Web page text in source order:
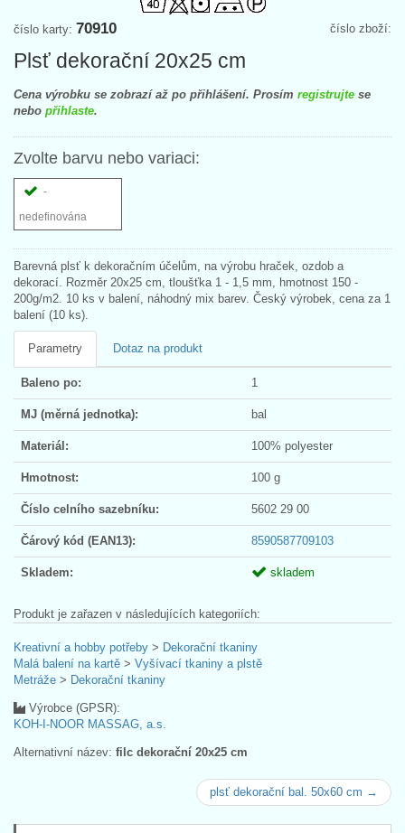
číslo zboží:
číslo karty: 70910
Plsť dekorační 20x25 cm
Cena výrobku se zobrazí až po přihlášení. Prosím registrujte se
nebo přihlaste.
Zvolte barvu nebo variaci:
-
nedefinována
Barevná plsť k dekoračním účelům, na výrobu hraček, ozdob a
dekorací. Rozměr 20x25 cm, tloušťka 1 - 1,5 mm, hmotnost 150 -
200g/m2. 10 ks v balení, náhodný mix barev. Český výrobek, cena za 1
balení (10 ks).
Parametry Dotaz na produkt
Baleno po: 1
MJ (měrná jednotka): bal
Materiál: 100% polyester
Hmotnost: 100 g
Číslo celního sazebníku: 5602 29 00
Čárový kód (EAN13): 8590587709103
Skladem: skladem
Produkt je zařazen v následujících kategoriích:
Kreativní a hobby potřeby > Dekorační tkaniny
Malá balení na kartě > Vyšívací tkaniny a plstě
Metráže > Dekorační tkaniny
Výrobce (GPSR):
KOH-I-NOOR MASSAG, a.s.
Alternativní název: filc dekorační 20x25 cm
plsť dekorační bal. 50x60 cm →